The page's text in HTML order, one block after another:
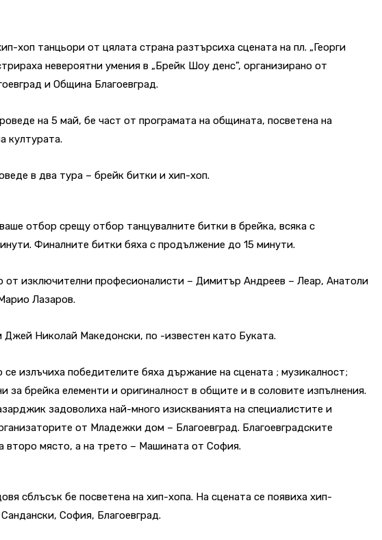
хоп танцьори от цялата страна разтърсиха сцената на пл. „Георги
невероятни умения в „Брейк Шоу денс”, организирано от
и Община Благоевград.
на 5 май, бе част от програмата на общината, посветена на
културата.
в два тура – брейк битки и хип-хоп.
отбор срещу отбор танцувалните битки в брейка, всяка с
Финалните битки бяха с продължение до 15 минути.
от изключителни професионалисти – Димитър Андреев – Леар, Анатоли
Лазаров.
Джей Николай Македонски, по -известен като Буката.
излъчиха победителите бяха държание на сцената ; музикалност;
за брейка елементи и оригиналност в общите и в соловите изпълнения.
задоволиха най-много изискванията на специалистите и
от Младежки дом – Благоевград. Благоевградските
второ място, а на трето – Машината от София.
сблъсък бе посветена на хип-хопа. На сцената се появиха хип-
София, Благоевград.